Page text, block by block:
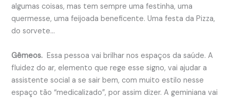
algumas coisas, mas tem sempre uma festinha, uma
quermesse, uma feijoada beneficente. Uma festa da Pizza,
do sorvete…
Gêmeos.Essa pessoa vai brilhar nos espaços da saúde. A
fluidez do ar, elemento que rege esse signo, vai ajudar a
assistente social a se sair bem, com muito estilo nesse
espaço tão “medicalizado”, por assim dizer. A geminiana vai